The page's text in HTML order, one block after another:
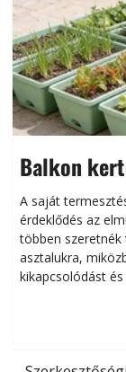
Balkon
A saját
érdeklődés az
többen szeretnék
asztalukra,
kikapcsolódást